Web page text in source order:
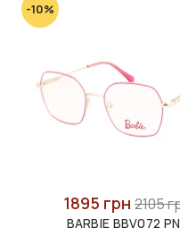
-10%
1895 грн 2105
BARBIE BBV072